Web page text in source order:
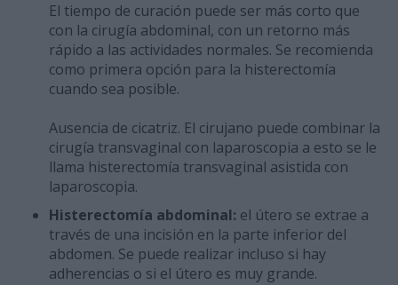
El tiempo de curación puede ser más corto que
con la cirugía abdominal, con un retorno más
rápido a las actividades normales. Se recomienda
como primera opción para la histerectomía
cuando sea posible.
Ausencia de cicatriz. El cirujano puede combinar la
cirugía transvaginal con laparoscopia a esto se le
llama histerectomía transvaginal asistida con
laparoscopia.
Histerectomía abdominal: el útero se extrae a
través de una incisión en la parte inferior del
abdomen. Se puede realizar incluso si hay
adherencias o si el útero es muy grande.